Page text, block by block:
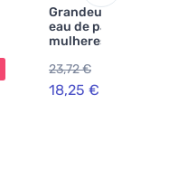
Grandeur La Vie
eau de parfum para
mulheres 100 ml
23,72 €
18,25 €